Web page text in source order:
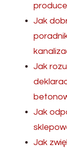
Jak
Jak
Jak
Jak